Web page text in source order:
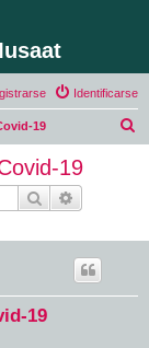
Identificarse
19
19
Buscar
19